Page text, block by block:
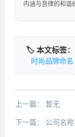
内涵与音律的和谐
🏷️ 本文标签：
时尚品牌命名
上一篇： 暂无
下一篇： 公司名